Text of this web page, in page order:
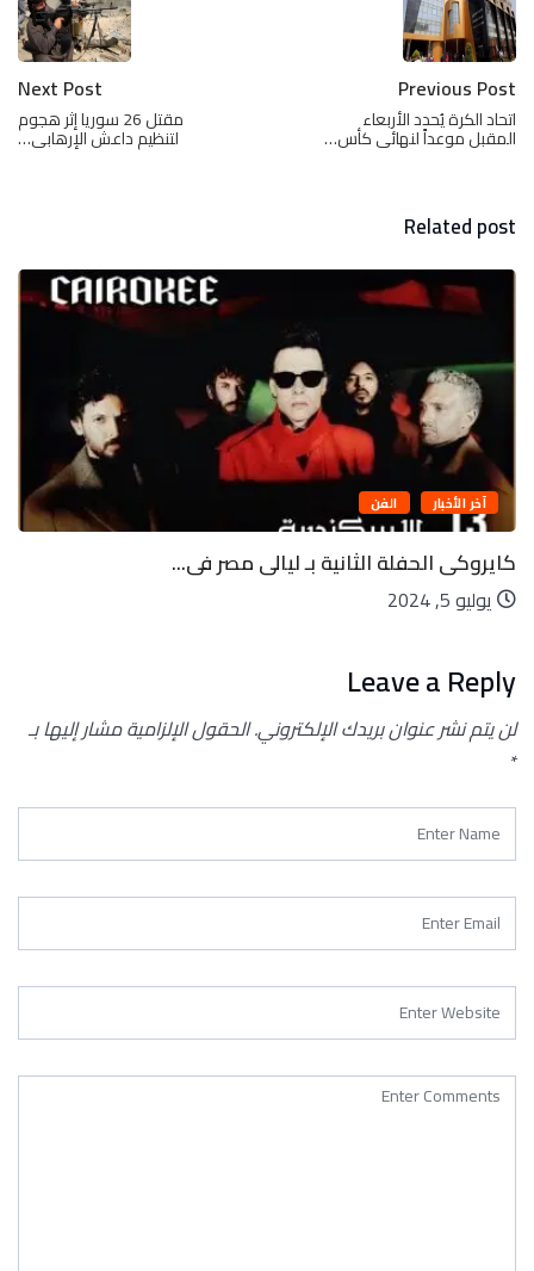
Previous Post
اتحاد الكرة يُحدد الأربعاء
المقبل موعداً لنهائى كأس…
Next Post
مقتل 26 سوريا إثر هجوم
لتنظيم داعش الإرهابى…
Related post
آخر الأخبار الفن
كايروكى الحفلة الثانية بـ ليالى مصر فى...
يوليو 5, 2024
Leave a Reply
لن يتم نشر عنوان بريدك الإلكتروني.الحقول الإلزامية مشار إليها بـ
*